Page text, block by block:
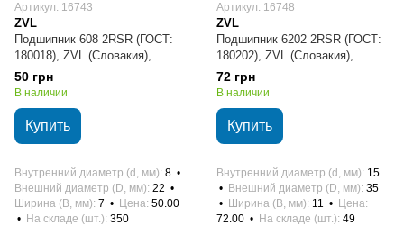
Артикул: 16743
ZVL
Подшипник 608 2RSR (ГОСТ:
180018), ZVL (Словакия),
8х22х7 мм, шариковый
радиальный
50 грн
В наличии
Купить
Внутренний диаметр (d, мм) 8
Внешний диаметр (D, мм) 22
Ширина (B, мм) 7 Цена 50.00
На складе (шт.) 350
Артикул: 16748
ZVL
Подшипник 6202 2RSR (ГОСТ:
180202), ZVL (Словакия),
15х35х11 мм, шариковый
радиальный
72 грн
В наличии
Купить
Внутренний диаметр (d, мм) 15
Внешний диаметр (D, мм) 35
Ширина (B, мм) 11
Цена
72.00
На складе (шт.) 49